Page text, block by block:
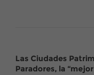
Las Ciudades
Paradores, la